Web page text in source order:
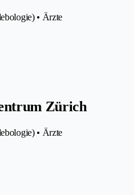
• Ärzte
Zürich
• Ärzte